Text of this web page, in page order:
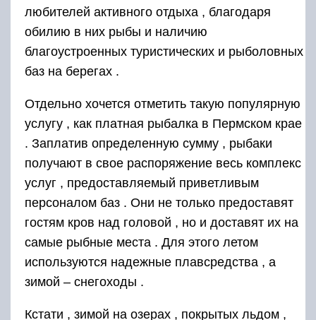
любителей активного отдыха , благодаря
обилию в них рыбы и наличию
благоустроенных туристических и рыболовных
баз на берегах .
Отдельно хочется отметить такую популярную
услугу , как платная рыбалка в Пермском крае
. Заплатив определенную сумму , рыбаки
получают в свое распоряжение весь комплекс
услуг , предоставляемый приветливым
персоналом баз . Они не только предоставят
гостям кров над головой , но и доставят их на
самые рыбные места . Для этого летом
используются надежные плавсредства , а
зимой – снегоходы .
Кстати , зимой на озерах , покрытых льдом ,